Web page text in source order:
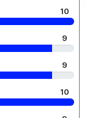
10
9
9
10